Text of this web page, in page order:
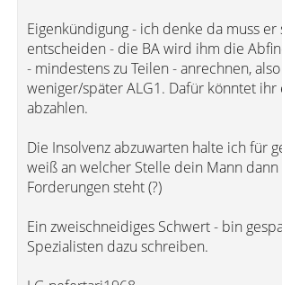
Eigenkündigung - ich denke da muss er
entscheiden - die BA wird ihm die
- mindestens zu Teilen - anrechnen,
weniger/später ALG1. Dafür könntet ihr
abzahlen.
Die Insolvenz abzuwarten halte ich für
weiß an welcher Stelle dein Mann
Forderungen steht (?)
Ein zweischneidiges Schwert - bin
Spezialisten dazu schreiben.